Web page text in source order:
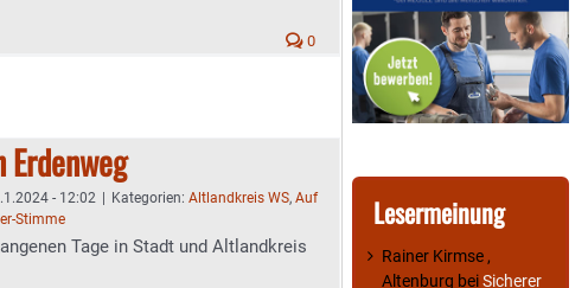
0
- 12:02 Kategorien: Altlandkreis WS, Auf
Stimme
Tage in Stadt und Altlandkreis
Lesermeinung
Rainer Kirmse ,
Altenburg beiSicherer